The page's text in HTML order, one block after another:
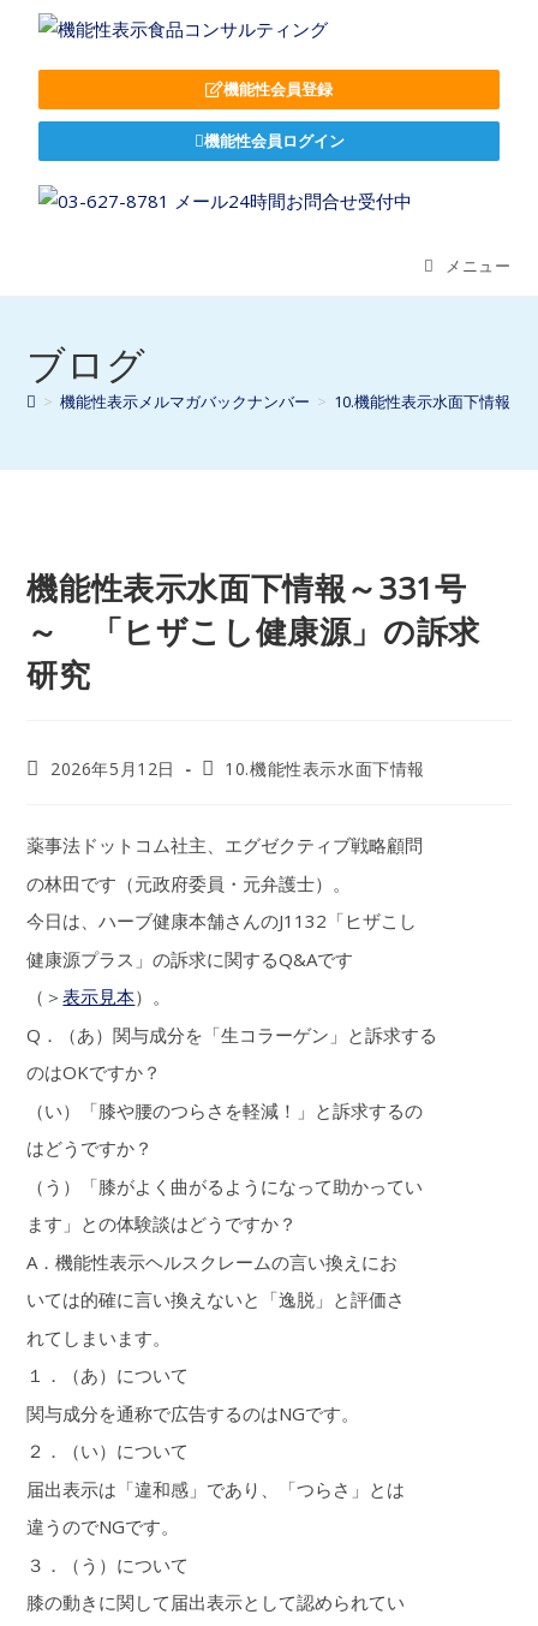
機能性会員登録
機能性会員ログイン
メニュー
ブログ
> 機能性表示メルマガバックナンバー > 10.機能性表示水面下情報
機能性表示水面下情報～331号
～ 「ヒザこし健康源」の訴求
研究
2026年5月12日 10.機能性表示水面下情報
薬事法ドットコム社主、エグゼクティブ戦略顧問
の林田です（元政府委員・元弁護士）。
今日は、ハーブ健康本舗さんのJ1132「ヒザこし
健康源プラス」の訴求に関するQ&Aです
（＞表示見本）。
Q．（あ）関与成分を「生コラーゲン」と訴求する
のはOKですか？
（い）「膝や腰のつらさを軽減！」と訴求するの
はどうですか？
（う）「膝がよく曲がるようになって助かってい
ます」との体験談はどうですか？
A．機能性表示ヘルスクレームの言い換えにお
いては的確に言い換えないと「逸脱」と評価さ
れてしまいます。
１．（あ）について
関与成分を通称で広告するのはNGです。
２．（い）について
届出表示は「違和感」であり、「つらさ」とは
違うのでNGです。
３．（う）について
膝の動きに関して届出表示として認められてい